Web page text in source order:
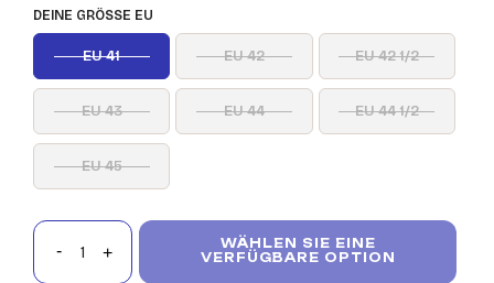
DEINE GRÖSSE EU
EU 41 EU 42 EU 42 1/2
EU 43 EU 44 EU 44 1/2
EU 45
WÄHLEN SIE EINE
VERFÜGBARE OPTION